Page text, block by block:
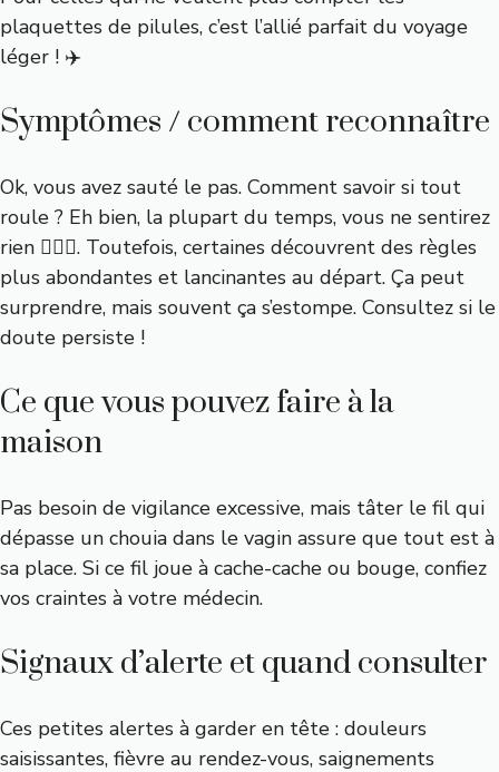
plaquettes de pilules, c’est l’allié parfait du voyage
léger ! ✈️
Symptômes / comment reconnaître
Ok, vous avez sauté le pas. Comment savoir si tout
roule ? Eh bien, la plupart du temps, vous ne sentirez
rien 🕵🏼‍♂️. Toutefois, certaines découvrent des règles
plus abondantes et lancinantes au départ. Ça peut
surprendre, mais souvent ça s’estompe. Consultez si le
doute persiste !
Ce que vous pouvez faire à la
maison
Pas besoin de vigilance excessive, mais tâter le fil qui
dépasse un chouia dans le vagin assure que tout est à
sa place. Si ce fil joue à cache-cache ou bouge, confiez
vos craintes à votre médecin.
Signaux d’alerte et quand consulter
Ces petites alertes à garder en tête : douleurs
saisissantes, fièvre au rendez-vous, saignements